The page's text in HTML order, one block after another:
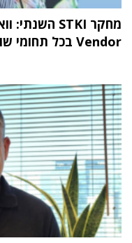
Vendor בכל תחומי שוק ה-IT